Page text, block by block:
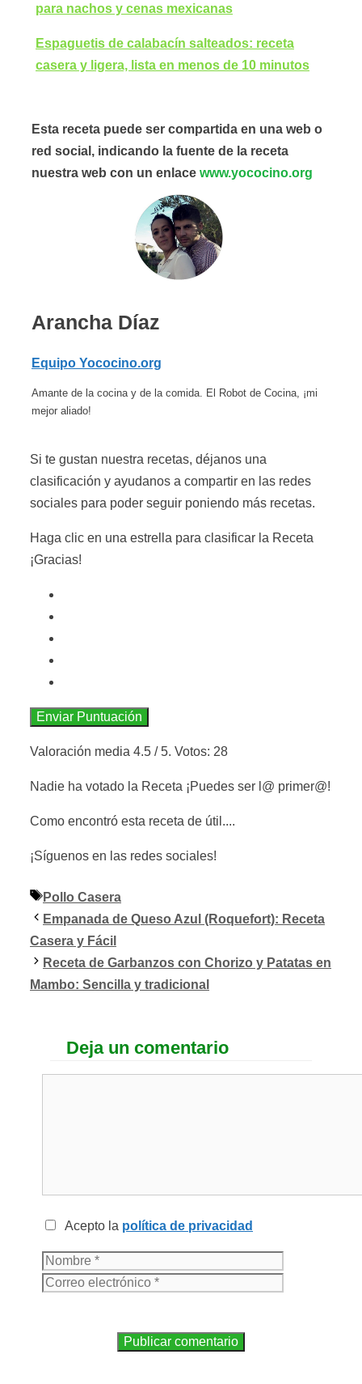
para nachos y cenas mexicanas
Espaguetis de calabacín salteados: receta
casera y ligera, lista en menos de 10 minutos
Esta receta puede ser compartida en una web o
red social, indicando la fuente de la receta
nuestra web con un enlace www.yococino.org
Arancha Díaz
Equipo Yococino.org
Amante de la cocina y de la comida. El Robot de Cocina, ¡mi
mejor aliado!
Si te gustan nuestra recetas, déjanos una
clasificación y ayudanos a compartir en las redes
sociales para poder seguir poniendo más recetas.
Haga clic en una estrella para clasificar la Receta
¡Gracias!
Enviar Puntuación
Valoración media 4.5 / 5. Votos: 28
Nadie ha votado la Receta ¡Puedes ser l@ primer@!
Como encontró esta receta de útil....
¡Síguenos en las redes sociales!
Etiquetas
Pollo Casera
Empanada de Queso Azul (Roquefort): Receta
Casera y Fácil
Receta de Garbanzos con Chorizo y Patatas en
Mambo: Sencilla y tradicional
Deja un comentario
Acepto la política de privacidad